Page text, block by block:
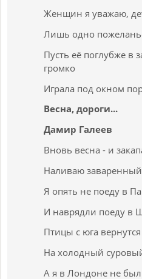
Женщин я уважаю,
Лишь одно
Пусть её поглубже в
громко
Играла под окном
Весна, дороги...
Дамир Галеев
Вновь весна - и
Наливаю
Я опять не поеду в
И наврядли поеду в
Птицы с юга
На холодный
А я в Лондоне не